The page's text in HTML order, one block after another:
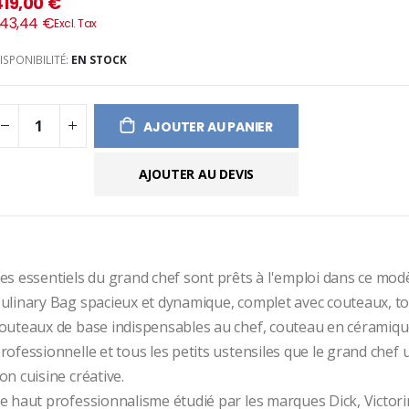
€
EN STOCK
AJOUTER AU PANIER
AJOUTER AU DEVIS
essentiels du grand chef sont prêts à l'emploi dans ce
Bag spacieux et dynamique, complet avec couteaux,
de base indispensables au chef, couteau en
et tous les petits ustensiles que le grand chef
cuisine créative.
haut professionnalisme étudié par les marques Dick,